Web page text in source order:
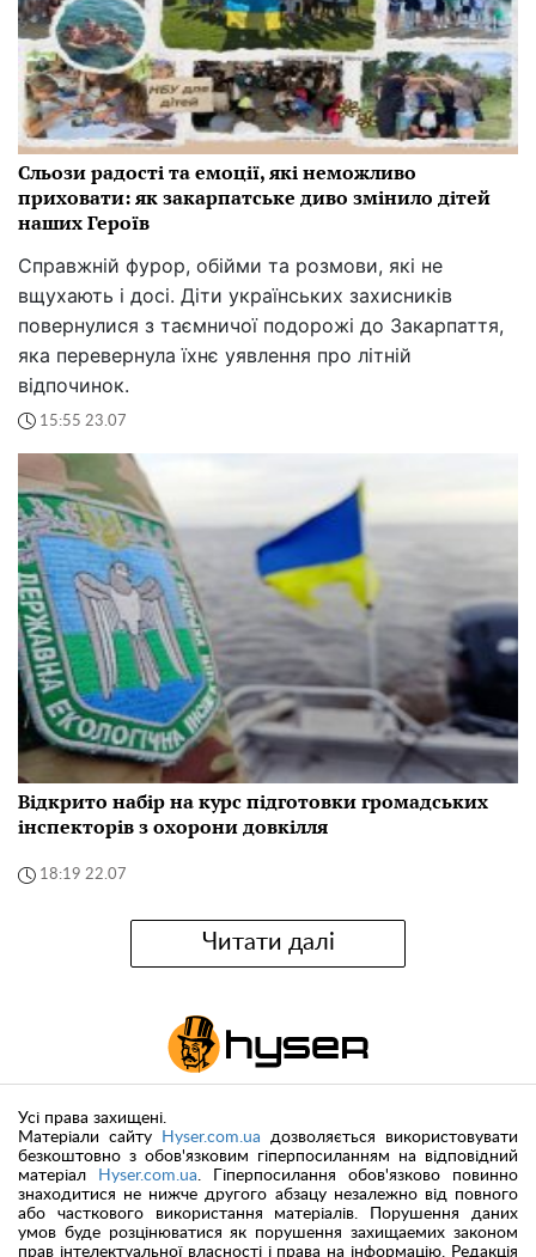
Сльози радості та емоції, які неможливо
приховати: як закарпатське диво змінило дітей
наших Героїв
Справжній фурор, обійми та розмови, які не
вщухають і досі. Діти українських захисників
повернулися з таємничої подорожі до Закарпаття,
яка перевернула їхнє уявлення про літній
відпочинок.
15:55 23.07
Відкрито набір на курс підготовки громадських
інспекторів з охорони довкілля
18:19 22.07
Читати далі
Усі права захищені.
Матеріали сайту
Hyser.com.ua дозволяється використовувати
безкоштовно з обов'язковим гіперпосиланням на відповідний
матеріал
Hyser.com.ua. Гіперпосилання обов'язково повинно
знаходитися не нижче другого абзацу незалежно від повного
або часткового використання матеріалів. Порушення даних
умов буде розцінюватися як порушення захищаемих законом
прав інтелектуальної власності і права на інформацію. Редакція